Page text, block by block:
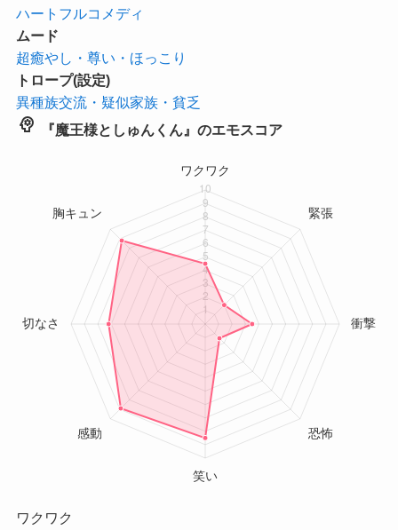
ハートフルコメディ
ムード
超癒やし・尊い・ほっこり
トロープ(設定)
異種族交流・疑似家族・貧乏
psychology 『魔王様としゅんくん』のエモスコア
ワクワク